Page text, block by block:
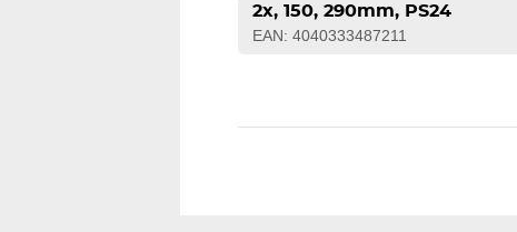
2x, 150, 290mm, PS24
EAN: 4040333487211